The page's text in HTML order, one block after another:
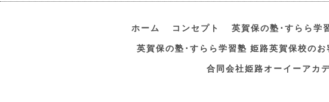
ホーム コンセプト 英賀保の塾･すらら学
英賀保の塾･すらら学習塾 姫路英賀保校のお
合同会社姫路オーイーアカ